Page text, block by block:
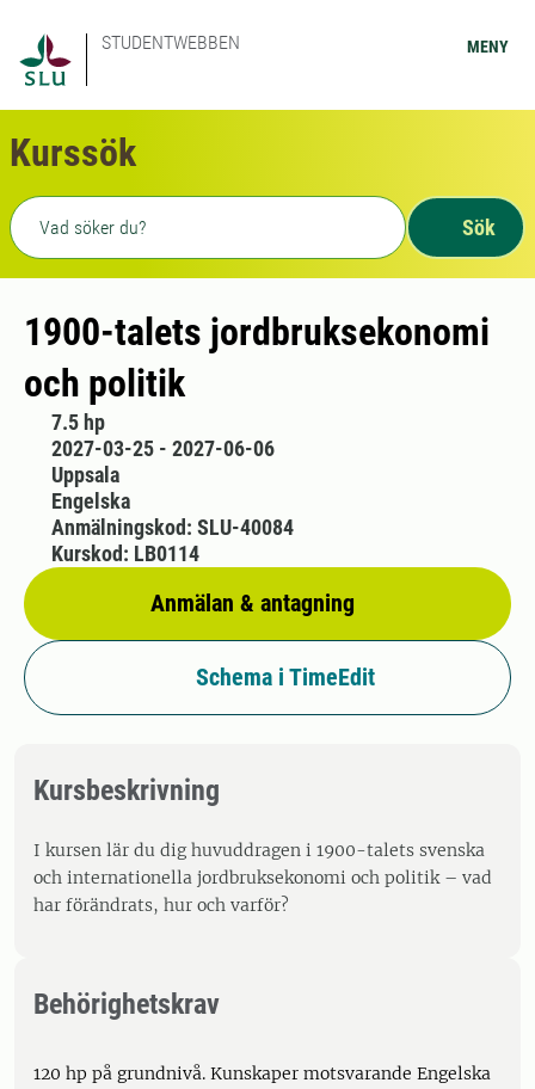
STUDENTWEBBEN MENY
Kurssök
Fritext sökning
Sök
1900-talets jordbruksekonomi
och politik
7.5 hp
2027-03-25 - 2027-06-06
Uppsala
Engelska
Anmälan & antagning
Anmälningskod: SLU-40084
Kurskod: LB0114
Schema i TimeEdit
Kursbeskrivning
I kursen lär du dig huvuddragen i 1900-talets svenska
och internationella jordbruksekonomi och politik – vad
har förändrats, hur och varför?
Behörighetskrav
120 hp på grundnivå. Kunskaper motsvarande Engelska